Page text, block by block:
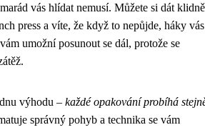
vás hlídat nemusí. Můžete si dát klidně
press a víte, že když to nepůjde, háky vás
umožní posunout se dál, protože se
výhodu – každé opakování probíhá
správný pohyb a technika se vám